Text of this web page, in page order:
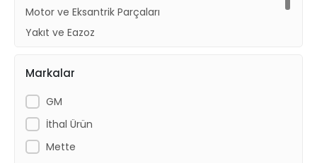
Motor ve Eksantrik Parçaları
Yakıt ve Egzoz
Markalar
GM
İthal Ürün
Mette